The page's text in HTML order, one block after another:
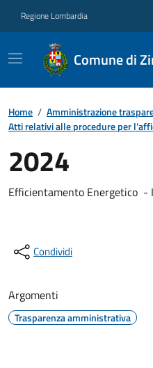
Regione Lombardia
Comune di
Home / Amministrazione
Atti relativi alle procedure per
2024
Efficientamento Energetico -
Condividi
Argomenti
Trasparenza amministrativa